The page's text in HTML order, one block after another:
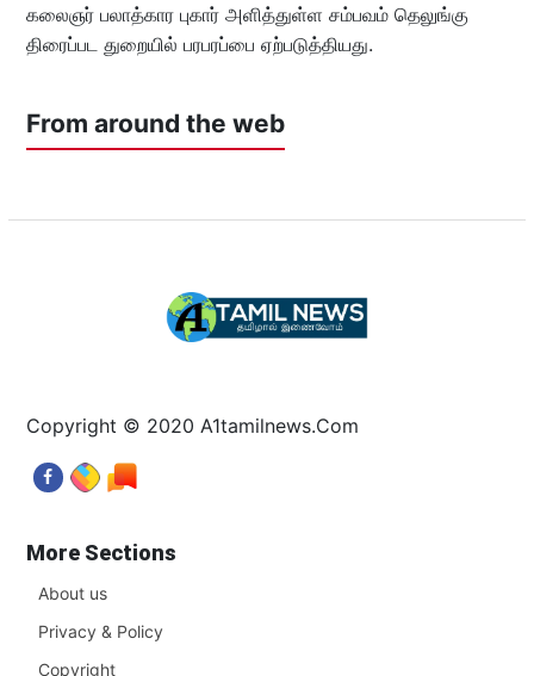
கலைஞர் பலாத்கார புகார் அளித்துள்ள சம்பவம் தெலுங்கு
திரைப்பட துறையில் பரபரப்பை ஏற்படுத்தியது.
From around the web
Copyright © 2020 A1tamilnews.Com
More Sections
About us
Privacy & Policy
Copyright